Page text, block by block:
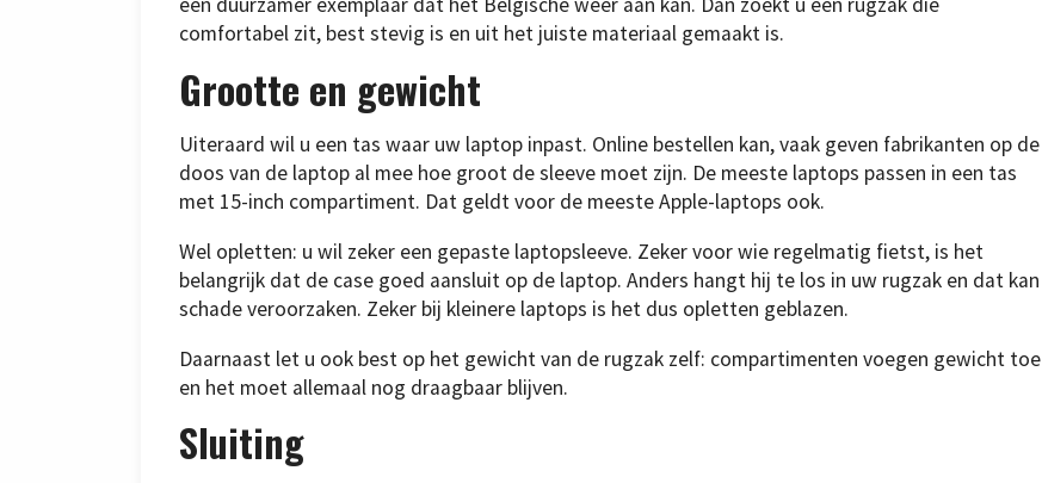
comfortabel zit, best stevig is en uit het juiste materiaal gemaakt is.
Grootte en gewicht
Uiteraard wil u een tas waar uw laptop inpast. Online bestellen kan, vaak geven fabrikanten op de
doos van de laptop al mee hoe groot de sleeve moet zijn. De meeste laptops passen in een tas
met 15-inch compartiment. Dat geldt voor de meeste Apple-laptops ook.
Wel opletten: u wil zeker een gepaste laptopsleeve. Zeker voor wie regelmatig fietst, is het
belangrijk dat de case goed aansluit op de laptop. Anders hangt hij te los in uw rugzak en dat kan
schade veroorzaken. Zeker bij kleinere laptops is het dus opletten geblazen.
Daarnaast let u ook best op het gewicht van de rugzak zelf: compartimenten voegen gewicht toe
en het moet allemaal nog draagbaar blijven.
Sluiting